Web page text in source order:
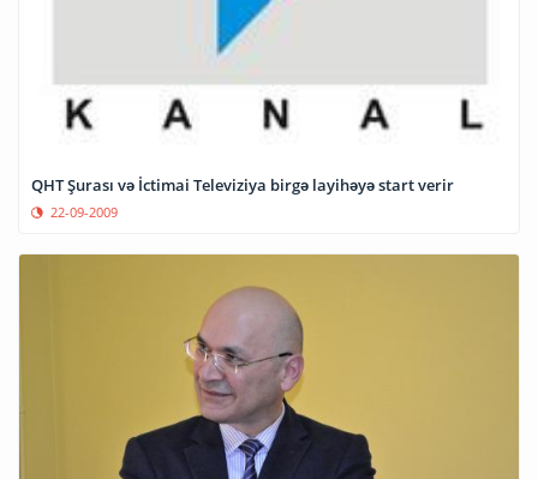
QHT Şurası və İctimai Televiziya birgə layihəyə start verir
22-09-2009